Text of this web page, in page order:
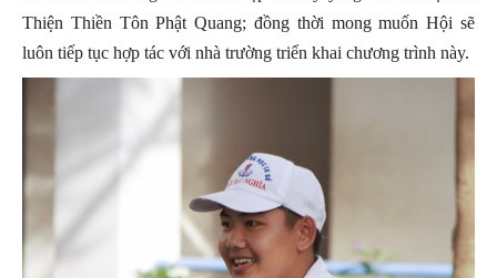
Thiện Thiền Tôn Phật Quang; đồng thời mong muốn Hội sẽ
luôn tiếp tục hợp tác với nhà trường triển khai chương trình này.